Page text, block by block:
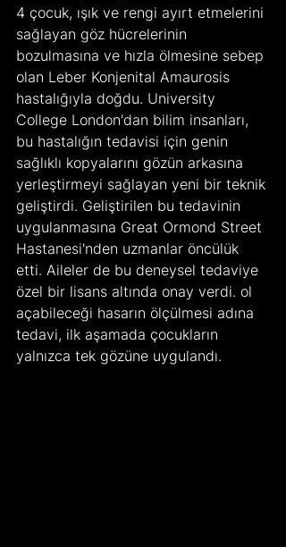
4 çocuk, ışık ve rengi ayırt etmelerini
sağlayan göz hücrelerinin
bozulmasına ve hızla ölmesine sebep
olan Leber Konjenital Amaurosis
hastalığıyla doğdu. University
College London'dan bilim insanları,
bu hastalığın tedavisi için genin
sağlıklı kopyalarını gözün arkasına
yerleştirmeyi sağlayan yeni bir teknik
geliştirdi. Geliştirilen bu tedavinin
uygulanmasına Great Ormond Street
Hastanesi'nden uzmanlar öncülük
etti. Aileler de bu deneysel tedaviye
özel bir lisans altında onay verdi. ol
açabileceği hasarın ölçülmesi adına
tedavi, ilk aşamada çocukların
yalnızca tek gözüne uygulandı.